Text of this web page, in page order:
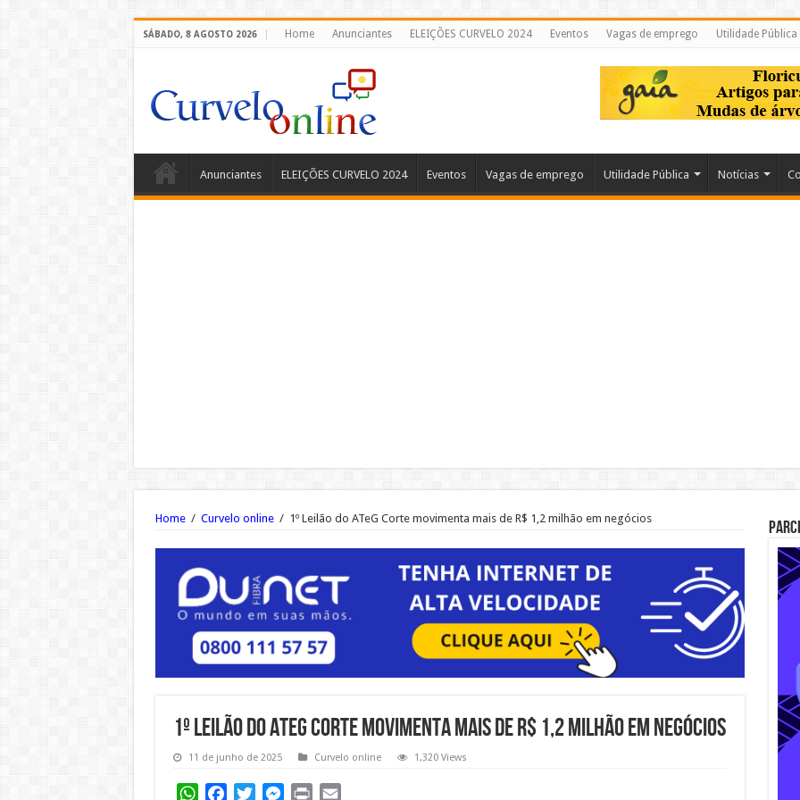
SÁBADO, 8 AGOSTO 2026 Home Anunciantes ELEIÇÕES CURVELO 2024 Eventos Vagas de emprego Utilidade Pública
Anunciantes ELEIÇÕES CURVELO 2024 Eventos Vagas de emprego Utilidade Pública Notícias
Home / Curvelo online / 1º Leilão do ATeG Corte movimenta mais de R$ 1,2 milhão em negócios
1º Leilão do ATeG Corte movimenta mais de R$ 1,2 milhão em negócios
11 de junho de 2025 Curvelo online 1,320 Views
WhatsAppFacebookTwitterMessenger
Print